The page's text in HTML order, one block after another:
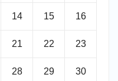
14 15 16
21 22 23
28 29 30